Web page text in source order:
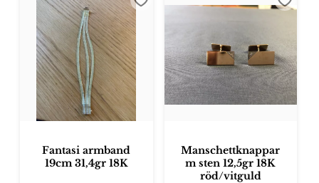
Fantasi armband
19cm 31,4gr 18K
Lägg till i favoriter
Manschettknappar
m sten 12,5gr 18K
röd/vitguld
Lägg